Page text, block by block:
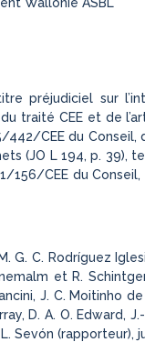
Wallonie ASBL
préjudiciel sur
traité CEE et de
CEE du Conseil,
(JO L 194, p. 39),
156/CEE du Conseil,
G. C. Rodríguez
et R.
J. C. Moitinho
D. A. O. Edward,
Sevón (rapporteur),